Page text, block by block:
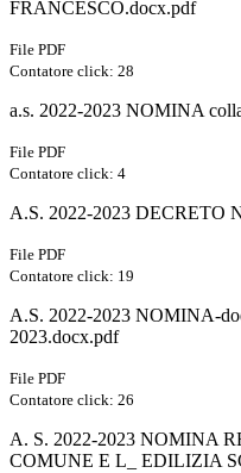
FRANCESCO.docx.pdf
File PDF
Contatore click: 28
a.s. 2022-2023 NOMINA
File PDF
Contatore click: 4
A.S. 2022-2023 DECRETO
File PDF
Contatore click: 19
A.S. 2022-2023 NOMINA-
2023.docx.pdf
File PDF
Contatore click: 26
A. S. 2022-2023 NOMINA
COMUNE E L_ EDILIZIA